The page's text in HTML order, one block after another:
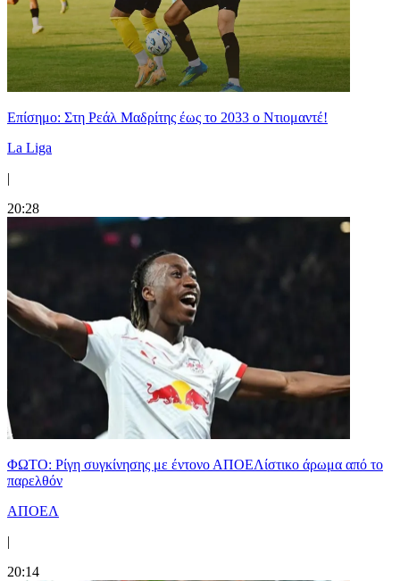
Επίσημο: Στη Ρεάλ Μαδρίτης έως το 2033 ο Ντιομαντέ!
La Liga
|
20:28
ΦΩΤΟ: Ρίγη συγκίνησης με έντονο ΑΠΟΕΛίστικο άρωμα από το
παρελθόν
ΑΠΟΕΛ
|
20:14